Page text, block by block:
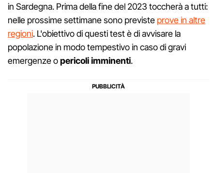
in Sardegna. Prima della fine del 2023 toccherà a tutti:
nelle prossime settimane sono previste prove in altre
regioni. L'obiettivo di questi test è di avvisare la
popolazione in modo tempestivo in caso di gravi
emergenze opericoli imminenti.